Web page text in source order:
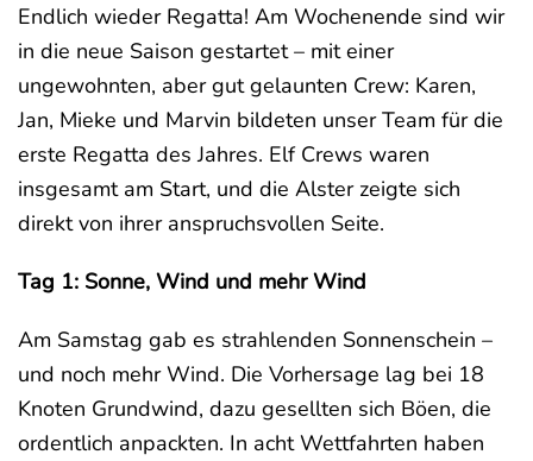
Endlich wieder Regatta! Am Wochenende sind wir
in die neue Saison gestartet – mit einer
ungewohnten, aber gut gelaunten Crew: Karen,
Jan, Mieke und Marvin bildeten unser Team für die
erste Regatta des Jahres. Elf Crews waren
insgesamt am Start, und die Alster zeigte sich
direkt von ihrer anspruchsvollen Seite.
Tag 1: Sonne, Wind und mehr Wind
Am Samstag gab es strahlenden Sonnenschein –
und noch mehr Wind. Die Vorhersage lag bei 18
Knoten Grundwind, dazu gesellten sich Böen, die
ordentlich anpackten. In acht Wettfahrten haben